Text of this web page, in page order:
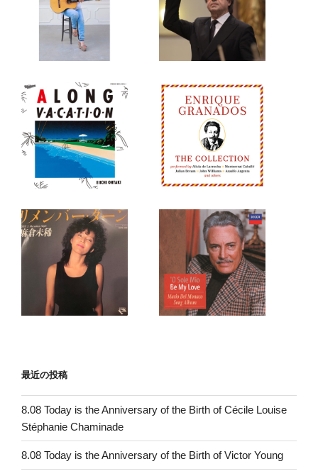
最近の投稿
8.08 Today is the Anniversary of the Birth of Cécile Louise
Stéphanie Chaminade
8.08 Today is the Anniversary of the Birth of Victor Young